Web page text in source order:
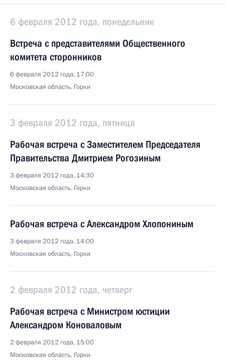
6 февраля 2012 года, понедельник
Встреча с представителями Общественного
комитета сторонников
6 февраля 2012 года, 17:00
Московская область, Горки
3 февраля 2012 года, пятница
Рабочая встреча с Заместителем Председателя
Правительства Дмитрием Рогозиным
3 февраля 2012 года, 14:30
Московская область, Горки
Рабочая встреча с Александром Хлопониным
3 февраля 2012 года, 14:00
Московская область, Горки
2 февраля 2012 года, четверг
Рабочая встреча с Министром юстиции
Александром Коноваловым
2 февраля 2012 года, 15:00
Московская область, Горки